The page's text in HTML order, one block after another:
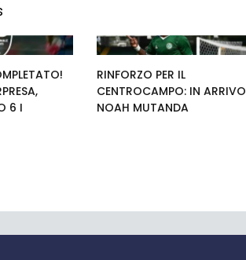
6 I
RINFORZO PER IL
CENTROCAMPO: IN ARRIVO
NOAH MUTANDA